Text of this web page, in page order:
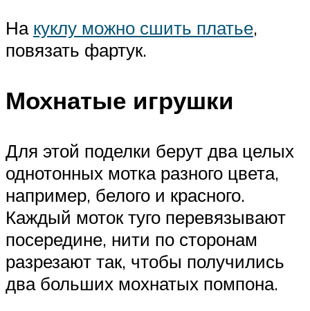
На куклу можно сшить платье,
повязать фартук.
Мохнатые игрушки
Для этой поделки берут два целых
однотонных мотка разного цвета,
например, белого и красного.
Каждый моток туго перевязывают
посередине, нити по сторонам
разрезают так, чтобы получились
два больших мохнатых помпона.